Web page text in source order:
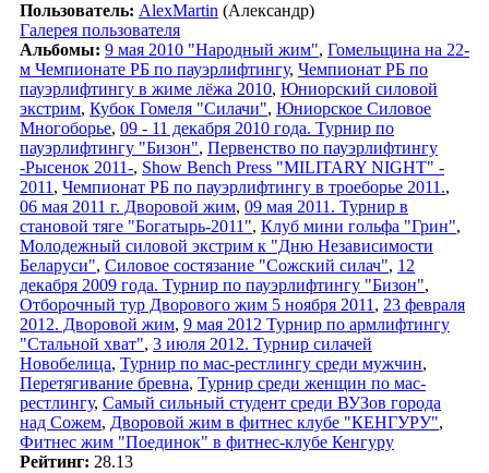
Пользователь: AlexMartin (Александр)
Галерея пользователя
Альбомы: 9 мая 2010 "Народный жим", Гомельщина на 22-
м Чемпионате РБ по пауэрлифтингу, Чемпионат РБ по
пауэрлифтингу в жиме лёжа 2010, Юниорский силовой
экстрим, Кубок Гомеля "Силачи", Юниорское Силовое
Многоборье, 09 - 11 декабря 2010 года. Турнир по
пауэрлифтингу "Бизон", Первенство по пауэрлифтингу
-Рысенок 2011-, Show Bench Press "MILITARY NIGHT" -
2011 , Чемпионат РБ по пауэрлифтингу в троеборье 2011.,
06 мая 2011 г. Дворовой жим, 09 мая 2011. Турнир в
становой тяге "Богатырь-2011", Клуб мини гольфа "Грин",
Молодежный силовой экстрим к "Дню Независимости
Беларуси", Силовое состязание "Сожский силач", 12
декабря 2009 года. Турнир по пауэрлифтингу "Бизон",
Отборочный тур Дворового жим 5 ноября 2011 , 23 февраля
2012. Дворовой жим, 9 мая 2012 Турнир по армлифтингу
"Стальной хват", 3 июля 2012. Турнир силачей
Новобелица, Турнир по мас-рестлингу среди мужчин,
Перетягивание бревна, Турнир среди женщин по мас-
рестлингу, Самый сильный студент среди ВУЗов города
над Сожем, Дворовой жим в фитнес клубе "КЕНГУРУ",
Фитнес жим "Поединок" в фитнес-клубе Кенгуру
Рейтинг: 28.13